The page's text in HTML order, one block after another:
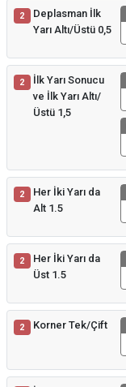
2
Deplasman İlk
Yarı Altı/Üstü 0,5
2
İlk Yarı Sonucu
ve İlk Yarı Altı/
Üstü 1,5
2
Her İki Yarı da
Alt 1.5
2
Her İki Yarı da
Üst 1.5
2 Korner Tek/Çift